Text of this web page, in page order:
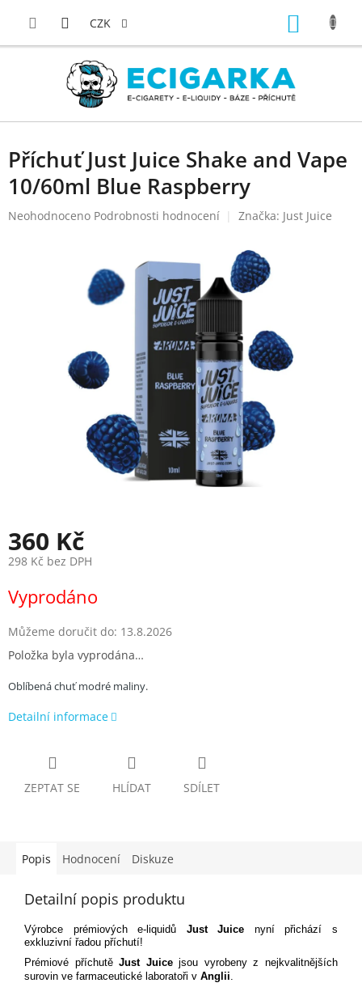
CZK
Příchuť Just Juice Shake and Vape
10/60ml Blue Raspberry
Průměrné
Neohodnoceno Podrobnosti hodnocení Značka: Just Juice
360 Kč
298 Kč bez DPH
cena:
Vyprodáno
Můžeme doručit do: 13.8.2026
Položka byla vyprodána…
Oblíbená chuť modré maliny.
Detailní informace
ZEPTAT SE HLÍDAT SDÍLET
Popis Hodnocení Diskuze
Detailní popis produktu
Výrobce prémiových e-liquidů Just Juice nyní přichází s
exkluzivní řadou příchutí!
Prémiové příchutěJust Juicejsou vyrobeny z nejkvalitnějších
surovin ve farmaceutické laboratoři v Anglii